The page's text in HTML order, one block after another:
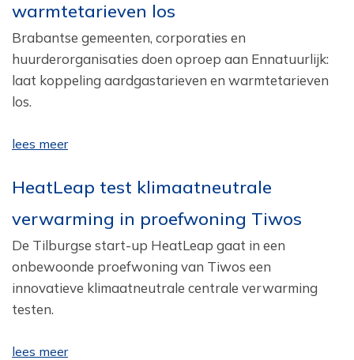
warmtetarieven los
Brabantse gemeenten, corporaties en
huurderorganisaties doen oproep aan Ennatuurlijk:
laat koppeling aardgastarieven en warmtetarieven
los.
lees meer
HeatLeap test klimaatneutrale
verwarming in proefwoning Tiwos
De Tilburgse start-up HeatLeap gaat in een
onbewoonde proefwoning van Tiwos een
innovatieve klimaatneutrale centrale verwarming
testen.
lees meer